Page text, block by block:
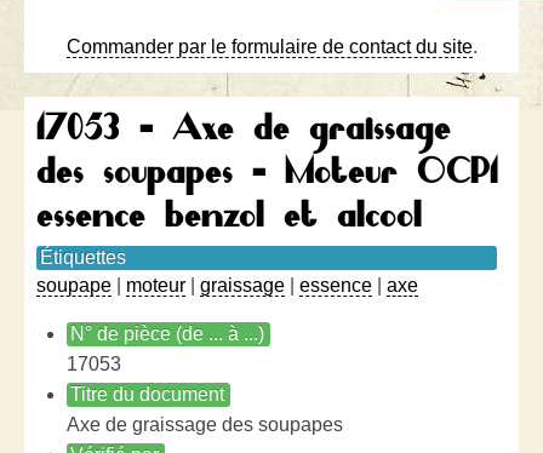
Commander par le formulaire de contact du site.
17053 - Axe de graissage
des soupapes - Moteur OCP1
essence benzol et alcool
Étiquettes
soupape
moteur graissage essence axe
N° de pièce (de ... à ...)
17053
Titre du document
Axe de graissage des soupapes